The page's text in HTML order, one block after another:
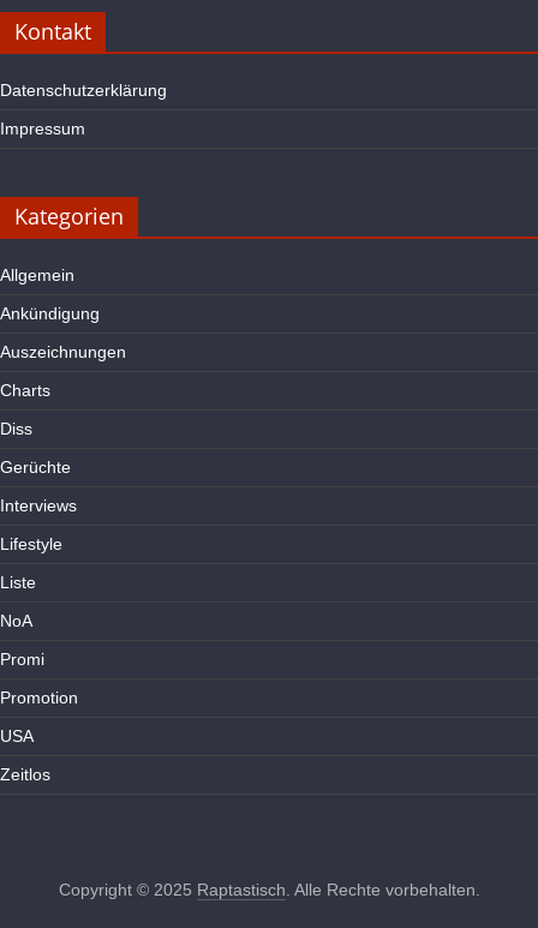
Kontakt
Datenschutzerklärung
Impressum
Kategorien
Allgemein
Ankündigung
Auszeichnungen
Charts
Diss
Gerüchte
Interviews
Lifestyle
Liste
NoA
Promi
Promotion
USA
Zeitlos
Copyright © 2025 Raptastisch . Alle Rechte vorbehalten.